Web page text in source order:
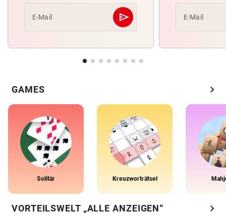
E-Mail send
Abschicken E-Mail
GAMES chevron_right
Solitär Kreuzworträtsel
VORTEILSWELT „ALLE ANZEIGEN“ chevron_right